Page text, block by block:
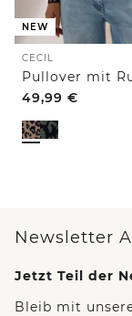
NEW
CECIL
49,99 €
Newsletter
Jetzt Teil der
Bleib mit